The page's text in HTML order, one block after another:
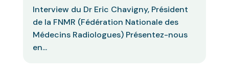
Interview du Dr Eric Chavigny, Président
de la FNMR (Fédération Nationale des
Médecins Radiologues) Présentez-nous
en...